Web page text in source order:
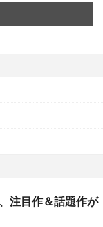
注目作＆話題作が